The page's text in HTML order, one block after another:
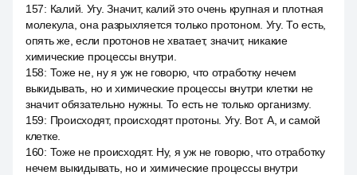
157: Калий. Угу. Значит, калий это очень крупная и плотная
молекула, она разрыхляется только протоном. Угу. То есть,
опять же, если протонов не хватает, значит, никакие
химические процессы внутри.
158: Тоже не, ну я уж не говорю, что отработку нечем
выкидывать, но и химические процессы внутри клетки не
значит обязательно нужны. То есть не только организму.
159: Происходят, происходят протоны. Угу. Вот. А, и самой
клетке.
160: Тоже не происходят. Ну, я уж не говорю, что отработку
нечем выкидывать, но и химические процессы внутри